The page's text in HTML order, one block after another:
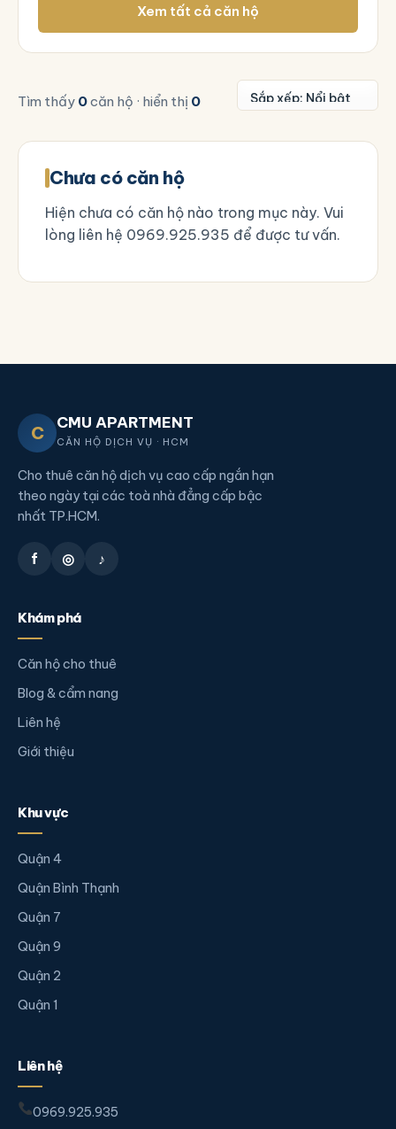
Xem tất cả căn hộ
Tìm thấy 0căn hộ · hiển thị 0
Chưa có căn hộ
Hiện chưa có căn hộ nào trong mục này. Vui
lòng liên hệ 0969.925.935 để được tư vấn.
C CMU APARTMENT
CĂN HỘ DỊCH VỤ · HCM
Cho thuê căn hộ dịch vụ cao cấp ngắn hạn
theo ngày tại các toà nhà đẳng cấp bậc
nhất TP.HCM.
f ◎ ♪
Khám phá
Căn hộ cho thuê
Blog & cẩm nang
Liên hệ
Giới thiệu
Khu vực
Quận 4
Quận Bình Thạnh
Quận 7
Quận 9
Quận 2
Quận 1
Liên hệ
0969.925.935